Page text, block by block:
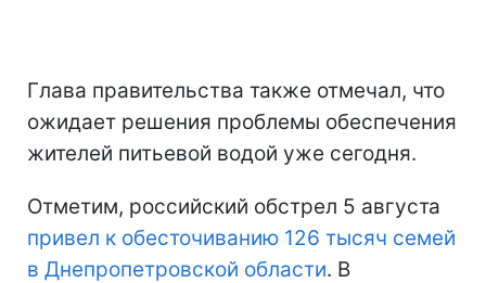
Глава правительства также отмечал, что
ожидает решения проблемы обеспечения
жителей питьевой водой уже сегодня.
Отметим, российский обстрел 5 августа
привел к обесточиванию 126 тысяч семей
в Днепропетровской области. В